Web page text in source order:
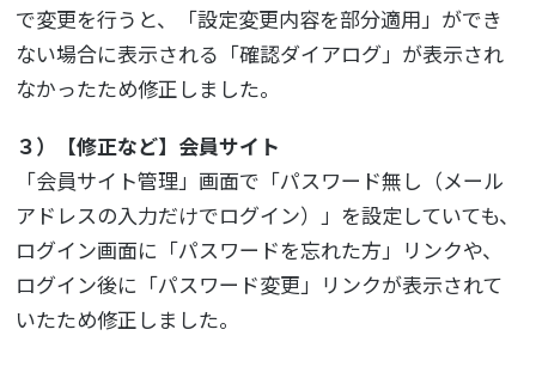
で変更を行うと、「設定変更内容を部分適用」ができ
ない場合に表示される「確認ダイアログ」が表示され
なかったため修正しました。
３）【修正など】会員サイト
「会員サイト管理」画面で「パスワード無し（メール
アドレスの入力だけでログイン）」を設定していても、
ログイン画面に「パスワードを忘れた方」リンクや、
ログイン後に「パスワード変更」リンクが表示されて
いたため修正しました。